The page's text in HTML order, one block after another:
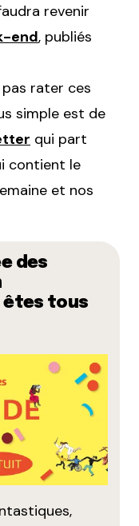
revenir
end, publiés
rater ces
simple est de
qui part
contient le
et nos
des
êtes tous